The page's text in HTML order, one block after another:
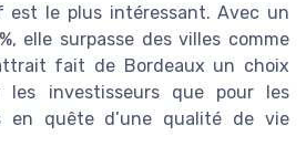
est le plus intéressant. Avec un
elle surpasse des villes comme
fait de Bordeaux un choix
les investisseurs que pour les
en quête d’une qualité de vie